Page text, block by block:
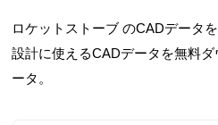
ロケットストーブ のCADデータ
設計に使えるCADデータを無料
ータ。